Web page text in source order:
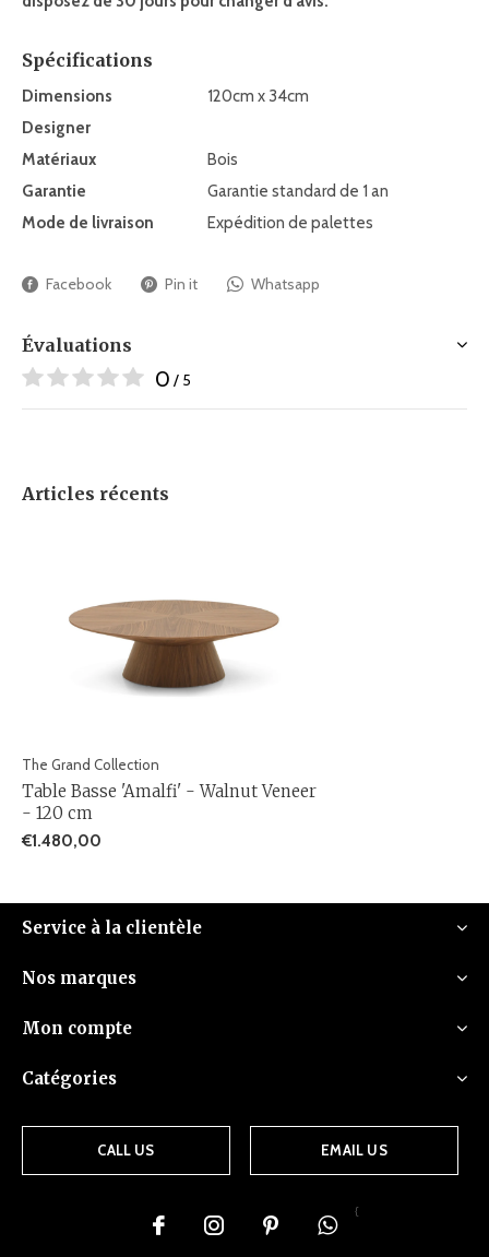
Spécifications
Dimensions
120cm x 34cm
Designer
Matériaux
Bois
Garantie
Garantie standard de 1 an
Mode de livraison
Expédition de palettes
Facebook Pin it Whatsapp
Évaluations
0 / 5
Articles récents
The Grand Collection
Table Basse 'Amalfi' - Walnut Veneer
- 120 cm
€1.480,00
Service à la clientèle
Nos marques
Mon compte
Catégories
CALL US EMAIL US
{